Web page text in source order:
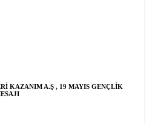
KAZANIM A.Ş , 19 MAYIS GENÇLİK